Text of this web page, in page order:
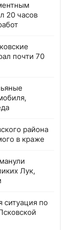
20 часов
почти 70
района
в краже
Лук,
ситуация по